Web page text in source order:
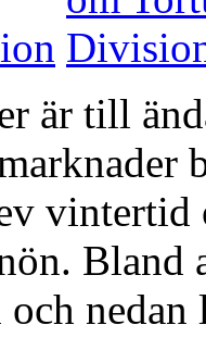
är till
vintertid
Bland
och